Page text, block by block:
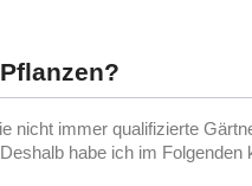
nicht immer qualifizierte
habe ich im